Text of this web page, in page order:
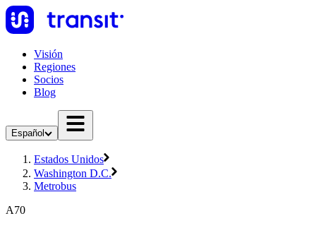
Visión
Regiones
Socios
Blog
Español
Estados Unidos
Washington D.C.
Metrobus
A70